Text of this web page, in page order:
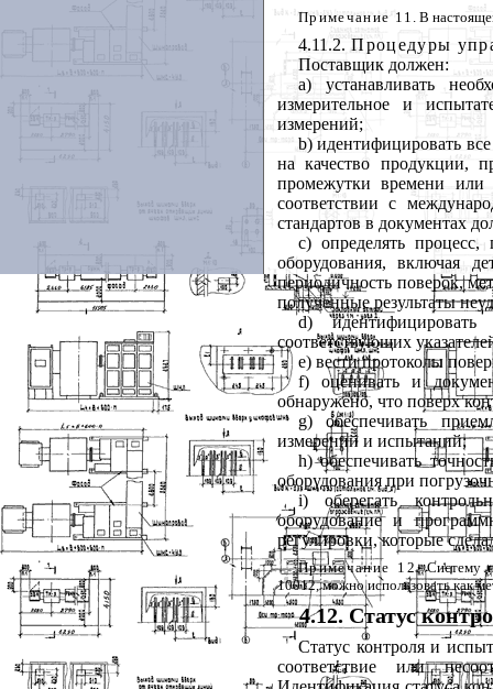
Примечание 11 . В
4.11.2.Процедуры
Поставщик должен:
а) устанавливать
измерительное и
измерений;
b) идентифицировать
на качество продукции,
промежутки времени или
соответствии с
стандартов в документах
с) определять
оборудования, включая
периодичность поверок,
полученные результаты
d)
соответствующих
е) вести протоколы
f) оценивать и
обнаружено, что поверх
g) обеспечивать
измерений и испытаний;
h) обеспечивать
оборудования при
i) оберегать
оборудование и
регулировки, которые
Примечание 12.Систему
10012, можно использовать как
4.12. Статус
Статус контроля и
соответствие или